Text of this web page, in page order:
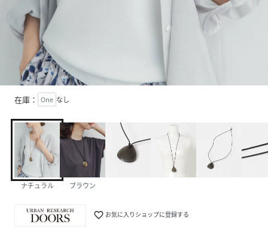
在庫： One なし
ナチュラル ブラウン
favorite_border お気に入りショップに登録する